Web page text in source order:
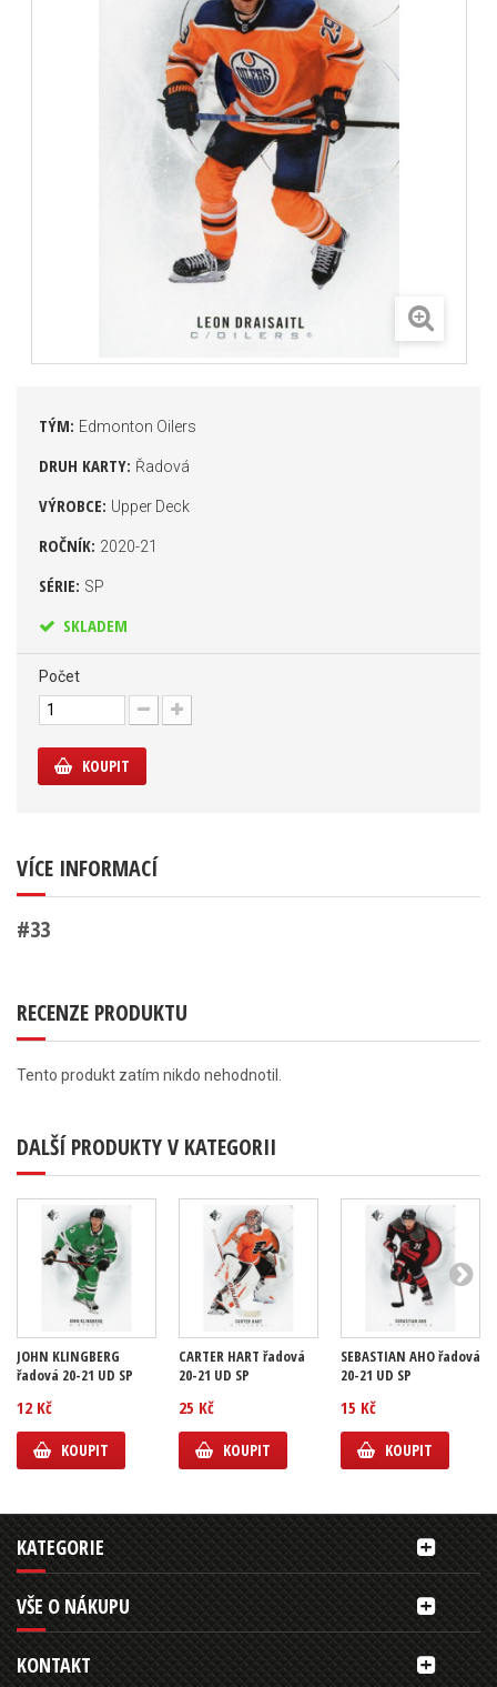
TÝM: Edmonton Oilers
DRUH KARTY: Řadová
VÝROBCE: Upper Deck
ROČNÍK: 2020-21
SÉRIE: SP
SKLADEM
Počet
KOUPIT
VÍCE INFORMACÍ
#33
RECENZE PRODUKTU
Tento produkt zatím nikdo nehodnotil.
DALŠÍ PRODUKTY V KATEGORII
JOHN KLINGBERG
řadová 20-21 UD SP
12 Kč
KOUPIT
CARTER HART řadová
20-21 UD SP
25 Kč
KOUPIT
SEBASTIAN AHO řadová
20-21 UD SP
15 Kč
KOUPIT
KATEGORIE
VŠE O NÁKUPU
KONTAKT